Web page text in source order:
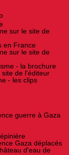
sur le site de
en France
sur le site de
- la brochure
de l'éditeur
- les clips
guerre à Gaza
Gaza déplacés
d'eau de